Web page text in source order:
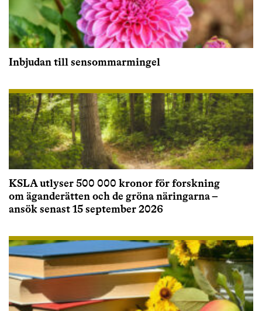
Inbjudan till sensommarmingel
KSLA utlyser 500 000 kronor för forskning
om äganderätten och de gröna näringarna –
ansök senast 15 september 2026